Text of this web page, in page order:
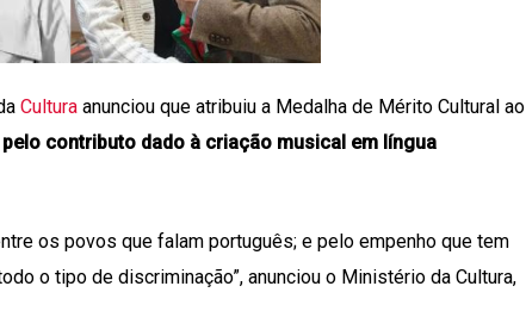
Culturaanunciou que atribuiu a Medalha de Mérito Cultural ao
contributo dado à criação musical em língua
os povos que falam português; e pelo empenho que tem
o tipo de discriminação”, anunciou o Ministério da Cultura,